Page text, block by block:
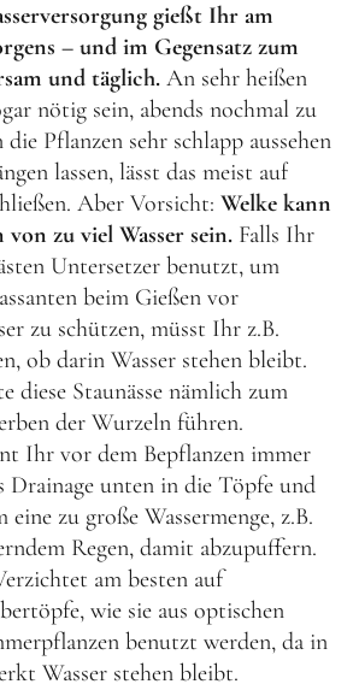
gießt Ihr am
– und im Gegensatz zum
und täglich. An sehr heißen
nötig sein, abends nochmal zu
die Pflanzen sehr schlapp aussehen
lassen, lässt das meist auf
Aber Vorsicht: Welke kann
zu viel Wasser sein. Falls Ihr
Untersetzer benutzt, um
beim Gießen vor
zu schützen, müsst Ihr z.B.
ob darin Wasser stehen bleibt.
diese Staunässe nämlich zum
der Wurzeln führen.
Ihr vor dem Bepflanzen immer
Drainage unten in die Töpfe und
eine zu große Wassermenge, z.B.
Regen, damit abzupuffern.
am besten auf
wie sie aus optischen
benutzt werden, da in
Wasser stehen bleibt.